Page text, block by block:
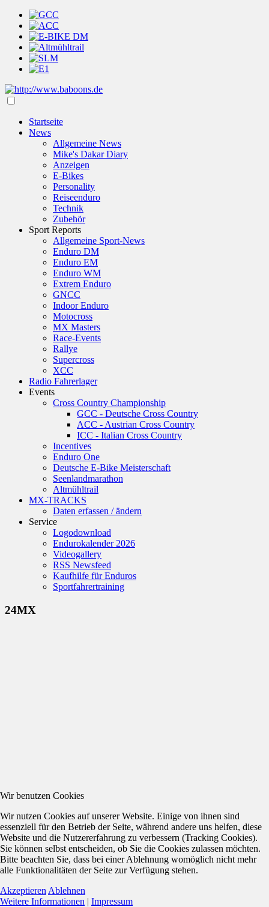
Startseite
News
Allgemeine News
Mike's Dakar Diary
Anzeigen
E-Bikes
Personality
Reiseenduro
Technik
Zubehör
Sport Reports
Allgemeine Sport-News
Enduro DM
Enduro EM
Enduro WM
Extrem Enduro
GNCC
Indoor Enduro
Motocross
MX Masters
Race-Events
Rallye
Supercross
XCC
Radio Fahrerlager
Events
Cross Country Championship
GCC - Deutsche Cross Country
ACC - Austrian Cross Country
ICC - Italian Cross Country
Incentives
Enduro One
Deutsche E-Bike Meisterschaft
Seenlandmarathon
Altmühltrail
MX-TRACKS
Daten erfassen / ändern
Service
Logodownload
Endurokalender 2026
Videogallery
RSS Newsfeed
Kaufhilfe für Enduros
Sportfahrertraining
24MX
Wir benutzen Cookies
Wir nutzen Cookies auf unserer Website. Einige von ihnen sind
essenziell für den Betrieb der Seite, während andere uns helfen, diese
Website und die Nutzererfahrung zu verbessern (Tracking Cookies).
Sie können selbst entscheiden, ob Sie die Cookies zulassen möchten.
Bitte beachten Sie, dass bei einer Ablehnung womöglich nicht mehr
alle Funktionalitäten der Seite zur Verfügung stehen.
Akzeptieren Ablehnen
Weitere Informationen | Impressum